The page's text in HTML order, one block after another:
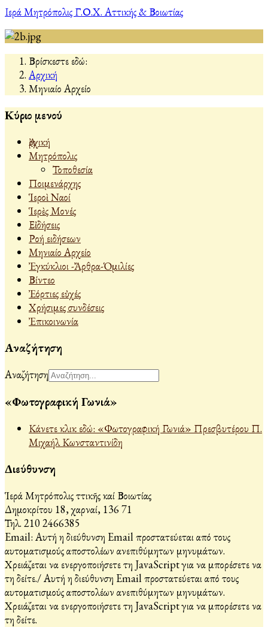
Ιερά Μητρόπολις Γ.Ο.Χ. Αττικής & Βοιωτίας
Βρίσκεστε εδώ:
Αρχική
Μηνιαίο Αρχείο
Κύριο μενού
Ἀρχική
Μητρόπολις
Τοποθεσία
Ποιμενάρχης
Ἱεροὶ Ναοί
Ἱερὲς Μονές
Εἰδήσεις
Ροή ειδήσεων
Μηνιαίο Αρχείο
Ἐγκύκλιοι -Ἄρθρα-Ὁμιλίες
Βίντεο
Ἐόρτιες εὐχές
Χρήσιμες συνδέσεις
Ἐπικοινωνία
Αναζήτηση
Αναζήτηση
«Φωτογραφική Γωνιά»
Κάνετε κλικ εδώ: «Φωτογραφική Γωνιά» Πρεσβυτέρου Π.
Μιχαήλ Κωνσταντινίδη
Διεύθυνση
Ἱερά Μητρόπολις Ἀττικῆς καί Βοιωτίας
Δημοκρίτου 18, Ἀχαρναί, 136 71
Τηλ. 210 2466385
Email: Αυτή η διεύθυνση Email προστατεύεται από τους
αυτοματισμούς αποστολέων ανεπιθύμητων μηνυμάτων.
Χρειάζεται να ενεργοποιήσετε τη JavaScript για να μπορέσετε να
τη δείτε./Αυτή η διεύθυνση Email προστατεύεται από τους
αυτοματισμούς αποστολέων ανεπιθύμητων μηνυμάτων.
Χρειάζεται να ενεργοποιήσετε τη JavaScript για να μπορέσετε να
τη δείτε.